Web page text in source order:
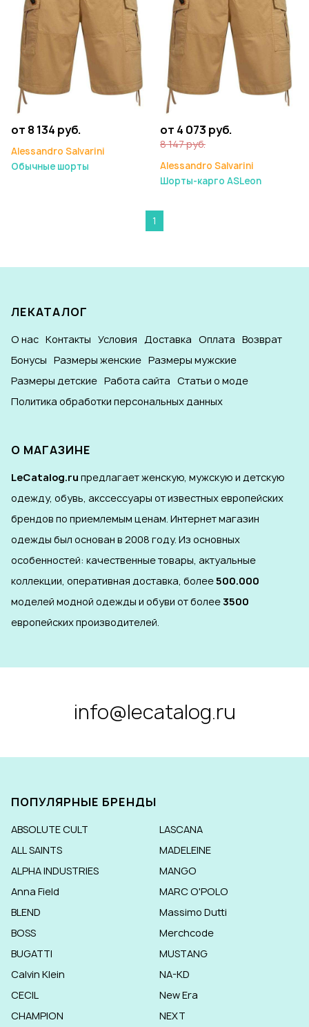
от 8 134 руб.
Alessandro Salvarini
Обычные шорты
от 4 073 руб.
8 147 руб.
Alessandro Salvarini
Шорты-карго ASLeon
1
ЛЕКАТАЛОГ
О нас Контакты Условия Доставка Оплата Возврат
Бонусы Размеры женские Размеры мужские
Размеры детские Работа сайта Статьи о моде
Политика обработки персональных данных
О МАГАЗИНЕ
LeCatalog.ru предлагает женскую, мужскую и детскую
одежду, обувь, акссессуары от известных европейских
брендов по приемлемым ценам. Интернет магазин
одежды был основан в 2008 году. Из основных
особенностей: качественные товары, актуальные
коллекции, оперативная доставка, более500.000
моделей модной одежды и обуви от более3500
европейских производителей.
info@lecatalog.ru
ПОПУЛЯРНЫЕ БРЕНДЫ
ABSOLUTE CULT
ALL SAINTS
ALPHA INDUSTRIES
Anna Field
BLEND
BOSS
BUGATTI
Calvin Klein
CECIL
CHAMPION
LASCANA
MADELEINE
MANGO
MARC O'POLO
Massimo Dutti
Merchcode
MUSTANG
NA-KD
New Era
NEXT